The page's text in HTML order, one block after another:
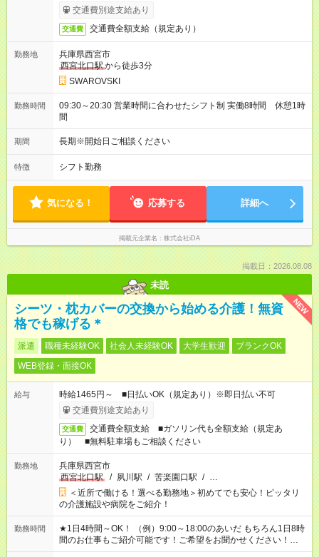
あり）交通費別途支給あり
交通費 交通費全額支給（規定あり）
勤務地
兵庫県西宮市
西宮北口駅から徒歩3分
SWAROVSKI
勤務時間
09:30～20:30 営業時間に合わせたシフト制 実働8時間 休憩1時
間
期間 長期※開始日ご相談ください
特徴 シフト勤務
気になる！ 応募する 詳細へ
掲載元企業名 株式会社iDA
掲載日：2026.08.08
未読
NEW
シーツ・枕カバーの交換から始める介護！無資
格でも稼げる＊
派遣 職種未経験OK 社会人未経験OK 大学生歓迎
ブランクOK
WEB登録・面接OK
給与
時給1465円～ ■日払いOK（規定あり）※即日払い不可
交通費別途支給あり
交通費
交通費全額支給 ■ガソリン代も全額支給（規定あ
り） ■無料駐車場もご相談ください
勤務地
兵庫県西宮市
西宮北口駅
/ 夙川駅 / 苦楽園口駅 / …
＜近所で働ける！選べる勤務地＞初めてでも安心！ピッタリ
の介護施設や病院をご紹介！
勤務時間
★1日4時間～OK！ （例）9:00～18:00のあいだ もちろん1日8時
間のお仕事もご紹介可能です！ご希望をお聞かせください！★家
庭の都合でお休みが必要な場合も遠慮なくご相談ください。 ※